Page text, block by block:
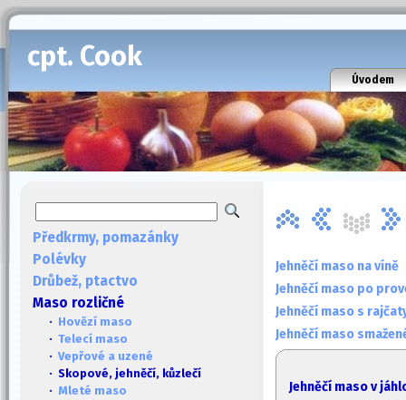
cpt. Cook
Úvodem
Předkrmy, pomazánky
Polévky
Drůbež, ptactvo
Maso rozličné
· Hovězí maso
· Telecí maso
· Vepřové a uzené
· Skopové, jehněčí, kůzlečí
· Mleté maso
Jehněčí maso na víně
Jehněčí maso po
Jehněčí maso s
Jehněčí maso
Jehněčí maso v